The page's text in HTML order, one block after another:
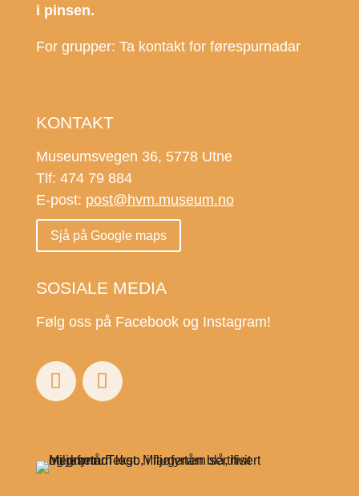
i pinsen.
For grupper: Ta kontakt for førespurnadar
KONTAKT
Museumsvegen 36, 5778 Utne
Tlf: 474 79 884
E-post: post@hvm.museum.no
Sjå på Google maps
SOSIALE MEDIA
Følg oss på Facebook og Instagram!